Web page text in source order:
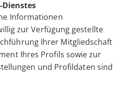
Dienstes
Informationen
zur Verfügung gestellte
Ihrer Mitgliedschaft
Ihres Profils sowie zur
und Profildaten sind